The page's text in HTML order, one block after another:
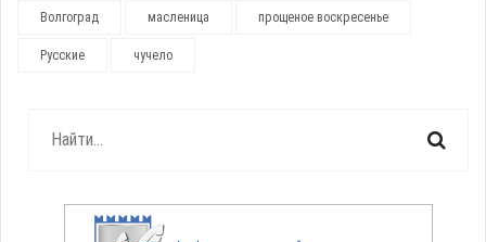
Волгоград масленица прощеное воскресенье
Русские чучело